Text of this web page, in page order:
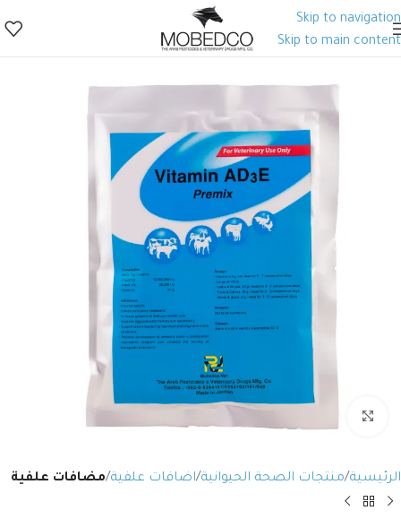
Skip to navigation
Skip to main content
الرئيسية منتجات الصحة الحيوانية اضافات علفية مضافات علفية